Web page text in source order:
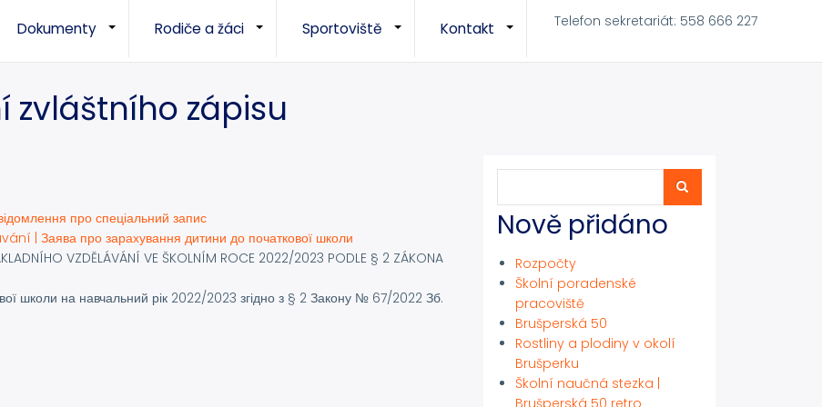
Telefon sekretariát: 558 666 227
+
Dokumenty +
Rodiče a žáci +
Sportoviště +
Kontakt
zvláštního zápisu
про спеціальний запис
Заява про зарахування дитини до початкової школи
VZDĚLÁVÁNÍ VE ŠKOLNÍM ROCE 2022/2023 PODLE § 2 ZÁKONA
школи на навчальний рік 2022/2023 згідно з § 2 Закону № 67/2022 Зб.
Nově přidáno
Rozpočty
Školní poradenské
pracoviště
Brušperská 50
Rostliny a plodiny v okolí
Brušperku
Školní naučná stezka |
Brušperská 50 retro